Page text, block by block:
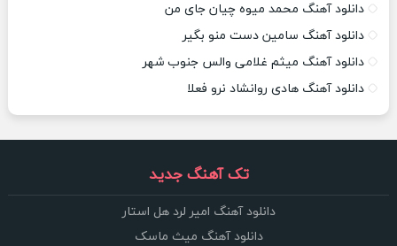
دانلود آهنگ محمد میوه چیان جای من
دانلود آهنگ سامین دست منو بگیر
دانلود آهنگ میثم غلامی والس جنوب شهر
دانلود آهنگ هادی روانشاد نرو فعلا
تک آهنگ جدید
دانلود آهنگ امیر لرد هل استار
دانلود آهنگ میث ماسک